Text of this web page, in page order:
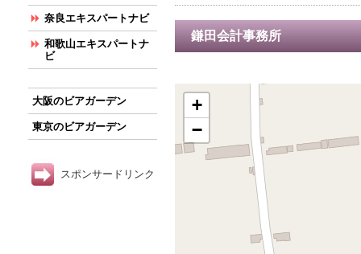
鎌田会計事務所
+
−
奈良エキスパートナビ
和歌山エキスパートナ
ビ
大阪のビアガーデン
東京のビアガーデン
スポンサードリンク